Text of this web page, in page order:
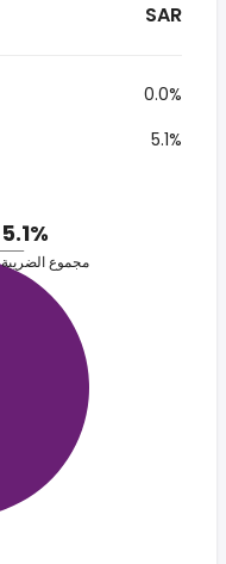
SAR
0.0%
5.1%
5.1%
مجموع الضريبة